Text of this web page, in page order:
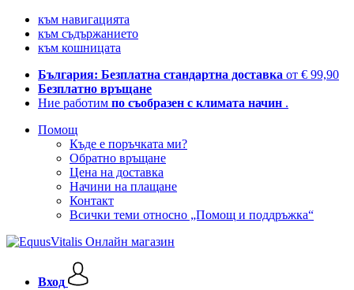
към навигацията
към съдържанието
към кошницата
България: Безплатна стандартна доставка от € 99,90
Безплатно връщане
Ние работим по съобразен с климата начин .
Помощ
Къде е поръчката ми?
Обратно връщане
Цена на доставка
Начини на плащане
Контакт
Всички теми относно „Помощ и поддръжка“
Вход